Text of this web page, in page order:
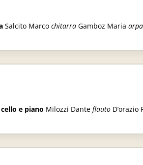
Salcito Marco chitarraGamboz Maria arpa
e piano Milozzi Dante flautoD’orazio